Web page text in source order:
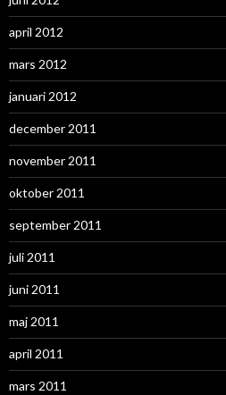
april 2012
mars 2012
januari 2012
december 2011
november 2011
oktober 2011
september 2011
juli 2011
juni 2011
maj 2011
april 2011
mars 2011